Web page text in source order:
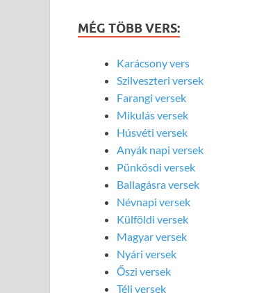
MÉG TÖBB VERS:
Karácsony vers
Szilveszteri versek
Farangi versek
Mikulás versek
Húsvéti versek
Anyák napi versek
Pünkösdi versek
Ballagásra versek
Névnapi versek
Külföldi versek
Magyar versek
Nyári versek
Őszi versek
Téli versek